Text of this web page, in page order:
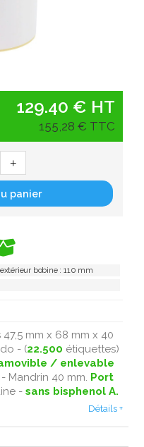
bobine : 110 mm
mm x 68 mm x 40
- (22.500 étiquettes)
/ enlevable
Mandrin 40 mm. Port
- sans bisphenol A.
Détails +
129.40 € HT
155,28 € TTC
panier